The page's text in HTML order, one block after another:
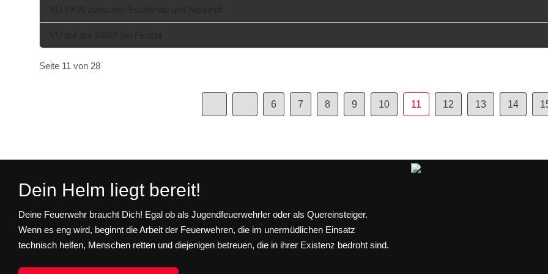
Seite 11 von 28
6 7 8 9 10 11 12 13 14
Dein Helm liegt bereit!
Deine Feuerwehr braucht Dich! Egal ob als Jugendfeuerwehrler oder als Quereinsteiger.
Wenn es eng wird, beginnt die Arbeit der Feuerwehren, die im unermüdlichen Einsatz
technisch helfen, Menschen retten und diejenigen betreuen, die in ihrer Existenz bedroht sind.